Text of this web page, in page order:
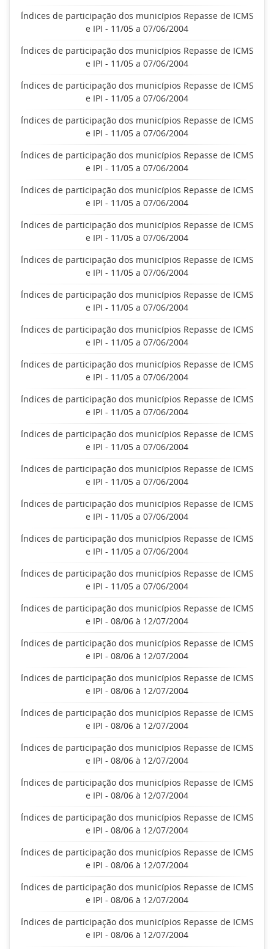
Índices de participação dos municípios Repasse de ICMS
e IPI - 11/05 a 07/06/2004
Índices de participação dos municípios Repasse de ICMS
e IPI - 11/05 a 07/06/2004
Índices de participação dos municípios Repasse de ICMS
e IPI - 11/05 a 07/06/2004
Índices de participação dos municípios Repasse de ICMS
e IPI - 11/05 a 07/06/2004
Índices de participação dos municípios Repasse de ICMS
e IPI - 11/05 a 07/06/2004
Índices de participação dos municípios Repasse de ICMS
e IPI - 11/05 a 07/06/2004
Índices de participação dos municípios Repasse de ICMS
e IPI - 11/05 a 07/06/2004
Índices de participação dos municípios Repasse de ICMS
e IPI - 11/05 a 07/06/2004
Índices de participação dos municípios Repasse de ICMS
e IPI - 11/05 a 07/06/2004
Índices de participação dos municípios Repasse de ICMS
e IPI - 11/05 a 07/06/2004
Índices de participação dos municípios Repasse de ICMS
e IPI - 11/05 a 07/06/2004
Índices de participação dos municípios Repasse de ICMS
e IPI - 11/05 a 07/06/2004
Índices de participação dos municípios Repasse de ICMS
e IPI - 11/05 a 07/06/2004
Índices de participação dos municípios Repasse de ICMS
e IPI - 11/05 a 07/06/2004
Índices de participação dos municípios Repasse de ICMS
e IPI - 11/05 a 07/06/2004
Índices de participação dos municípios Repasse de ICMS
e IPI - 11/05 a 07/06/2004
Índices de participação dos municípios Repasse de ICMS
e IPI - 11/05 a 07/06/2004
Índices de participação dos municípios Repasse de ICMS
e IPI - 08/06 à 12/07/2004
Índices de participação dos municípios Repasse de ICMS
e IPI - 08/06 à 12/07/2004
Índices de participação dos municípios Repasse de ICMS
e IPI - 08/06 à 12/07/2004
Índices de participação dos municípios Repasse de ICMS
e IPI - 08/06 à 12/07/2004
Índices de participação dos municípios Repasse de ICMS
e IPI - 08/06 à 12/07/2004
Índices de participação dos municípios Repasse de ICMS
e IPI - 08/06 à 12/07/2004
Índices de participação dos municípios Repasse de ICMS
e IPI - 08/06 à 12/07/2004
Índices de participação dos municípios Repasse de ICMS
e IPI - 08/06 à 12/07/2004
Índices de participação dos municípios Repasse de ICMS
e IPI - 08/06 à 12/07/2004
Índices de participação dos municípios Repasse de ICMS
e IPI - 08/06 à 12/07/2004